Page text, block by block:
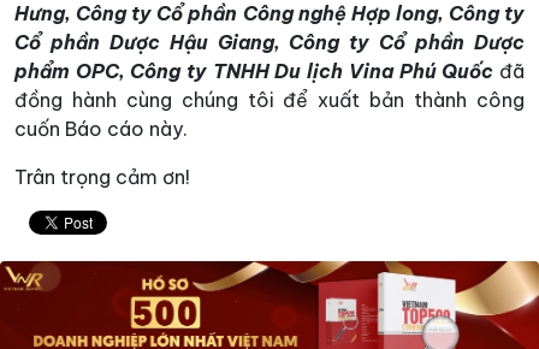
Hưng, Công ty Cổ phần Công nghệ Hợp long, Công ty
Cổ phần Dược Hậu Giang, Công ty Cổ phần Dược
phẩm OPC, Công ty TNHH Du lịch Vina Phú Quốc đã
đồng hành cùng chúng tôi để xuất bản thành công
cuốn Báo cáo này.
Trân trọng cảm ơn!